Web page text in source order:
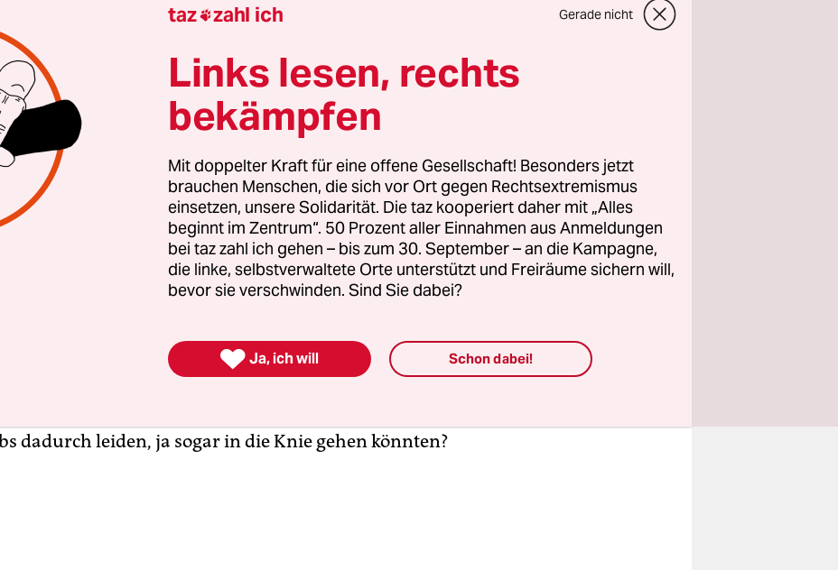
Menschenleben wert? Das ist die Zahl der Toten durch die
Stickoxide, die rund 500.000 manipulierte VW-
allein in den USA zusätzlich verursacht haben sollen –
es MIT und Uni Harvard errechnet. Ganz schön frech, dass
Schummel-, besser Umweltbetrügerkonzern geschädigte
nur mit 1.000 Dollar-Gutscheinen pro Nase abspeisen
Tote und Lungenkranke verursachen eigentlich 11 Millionen
Diese Zahl hat VW weltweit zugegeben. Plus
als angegeben. Plus die – jetzt neu – eingeräumten 24
Modelle mit gefakten CO -Werten. Was kommt noch alles
dadurch leiden, ja sogar in die Knie gehen könnten?
taz zahl ich Gerade nicht
Links lesen, rechts
bekämpfen
Mit doppelter Kraft für eine offene Gesellschaft! Besonders jetzt
brauchen Menschen, die sich vor Ort gegen Rechtsextremismus
einsetzen, unsere Solidarität. Die taz kooperiert daher mit „Alles
beginnt im Zentrum“. 50 Prozent aller Einnahmen aus Anmeldungen
bei taz zahl ich gehen – bis zum 30. September – an die Kampagne,
die linke, selbstverwaltete Orte unterstützt und Freiräume sichern will,
bevor sie verschwinden. Sind Sie dabei?
 Ja, ich will Schon dabei!